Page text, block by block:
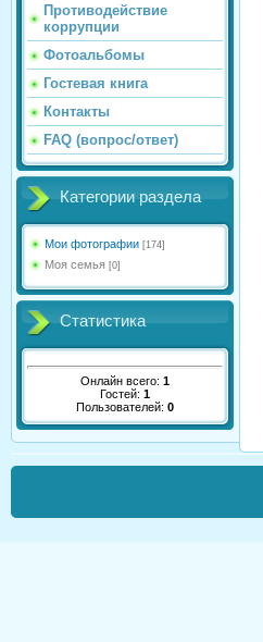
Противодействие
коррупции
Фотоальбомы
Гостевая книга
Контакты
FAQ (вопрос/ответ)
Категории раздела
Мои фотографии [174]
Моя семья [0]
Статистика
Онлайн всего: 1
Гостей: 1
Пользователей: 0